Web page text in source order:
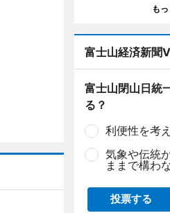
も
富士山経済新聞
富士山閉山日統
る？
利便性を考
気象や伝統
ままで構わな
投票する